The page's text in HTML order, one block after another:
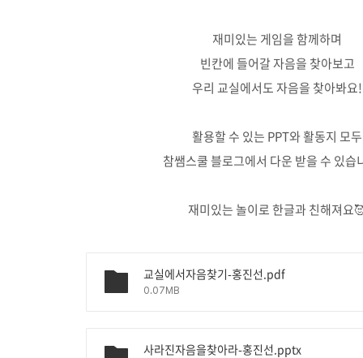
재미있는 게임을 함께하며
빈칸에 들어갈 자음을 찾아보고
우리 교실에서도 자음을 찾아봐요!
활용할 수 있는 PPT와 활동지 모두
참쌤스쿨 블로그에서 다운 받을 수 있습
재미있는 놀이로 한글과 친해져요
교실에서자음찾기-홍진선.pdf
0.07MB
사라진자음을찾아라-홍진선.pptx